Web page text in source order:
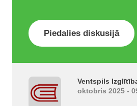
Piedalies diskusijā
Ventspils
oktobris 2025 -